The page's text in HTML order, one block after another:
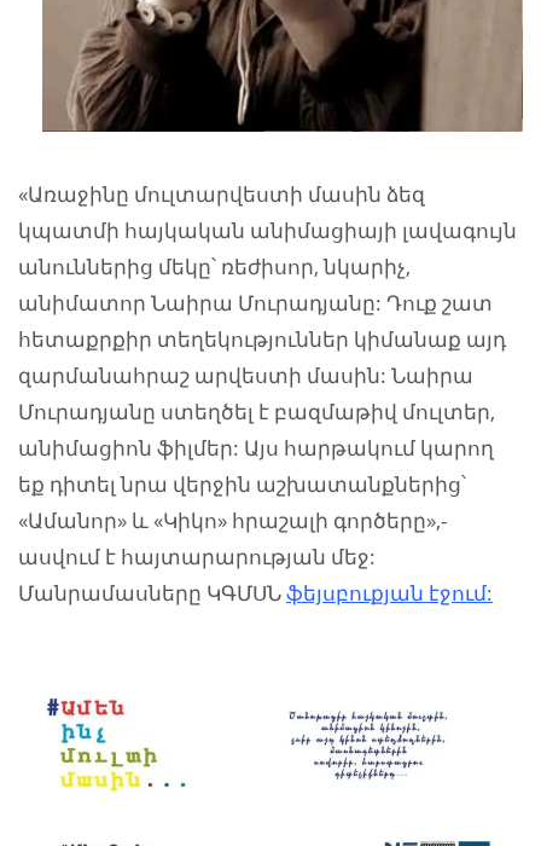
«Առաջինը մուլտարվեստի մասին ձեզ
կպատմի հայկական անիմացիայի լավագույն
անուններից մեկը՝ ռեժիսոր, նկարիչ,
անիմատոր Նաիրա Մուրադյանը: Դուք շատ
հետաքրքիր տեղեկություններ կիմանաք այդ
զարմանահրաշ արվեստի մասին: Նաիրա
Մուրադյանը ստեղծել է բազմաթիվ մուլտեր,
անիմացիոն ֆիլմեր: Այս հարթակում կարող
եք դիտել նրա վերջին աշխատանքներից՝
«Ամանոր» և «Կիկո» հրաշալի գործերը»,-
ասվում է հայտարարության մեջ:
Մանրամասները ԿԳՄՍՆֆեյսբուքյան էջում: